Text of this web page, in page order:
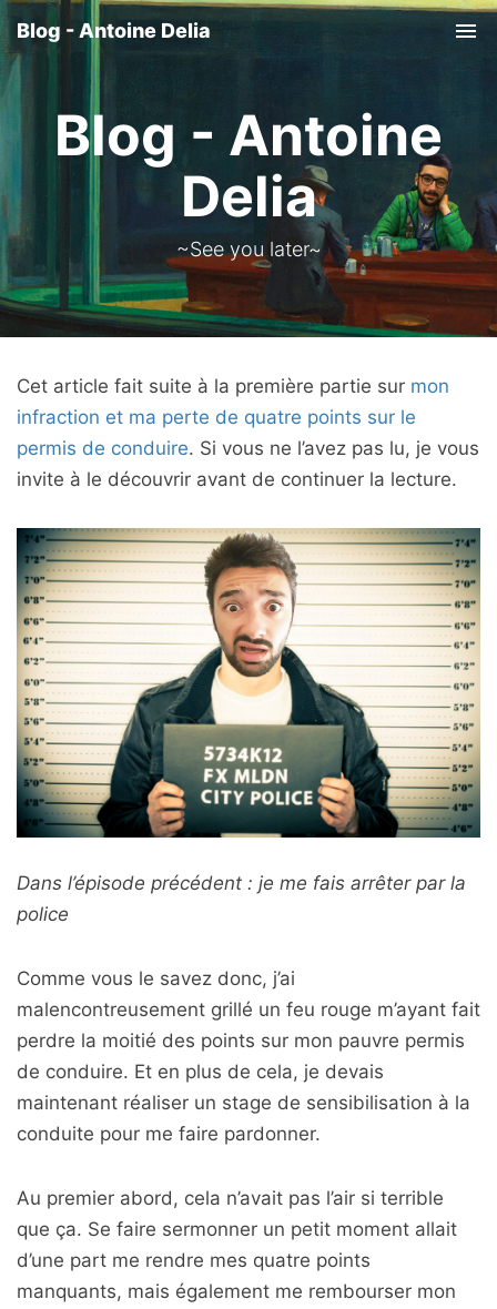
Blog - Antoine Delia
Blog - Antoine
Delia
~See you later~
Cet article fait suite à la première partie sur mon
infraction et ma perte de quatre points sur le
permis de conduire. Si vous ne l’avez pas lu, je vous
invite à le découvrir avant de continuer la lecture.
Dans l’épisode précédent : je me fais arrêter par la
police
Comme vous le savez donc, j’ai
malencontreusement grillé un feu rouge m’ayant fait
perdre la moitié des points sur mon pauvre permis
de conduire. Et en plus de cela, je devais
maintenant réaliser un stage de sensibilisation à la
conduite pour me faire pardonner.
Au premier abord, cela n’avait pas l’air si terrible
que ça. Se faire sermonner un petit moment allait
d’une part me rendre mes quatre points
manquants, mais également me rembourser mon